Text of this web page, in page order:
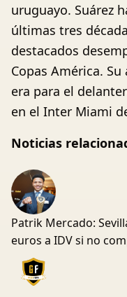
uruguayo. Suárez
últimas tres
destacados
Copas América.
era para el
en el Inter Miami
Noticias
Patrik Mercado:
euros a IDV si no